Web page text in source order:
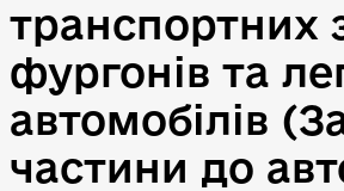
транспортних
фургонів та
автомобілів
частини до